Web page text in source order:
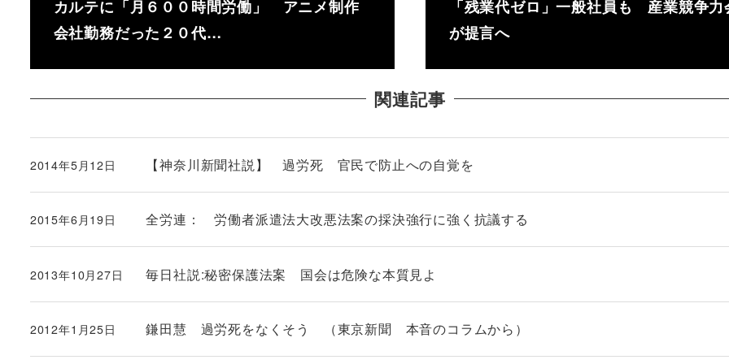
カルテに「月６００時間労働」 アニメ制作
会社勤務だった２０代…
「残業代ゼロ」一般社員も 産業競争力
が提言へ
関連記事
【神奈川新聞社説】 過労死 官民で防止への自覚を
投稿日
2014年5月12日
全労連： 労働者派遣法大改悪法案の採決強行に強く抗議する
投稿日
2015年6月19日
毎日社説:秘密保護法案 国会は危険な本質見よ
投稿日
2013年10月27日
鎌田慧 過労死をなくそう （東京新聞 本音のコラムから）
投稿日
2012年1月25日